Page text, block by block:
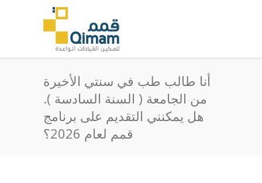
أنا طالب طب في سنتي الأخيرة
من الجامعة ( السنة السادسة ).
هل يمكنني التقديم على برنامج
قمم لعام 2026؟